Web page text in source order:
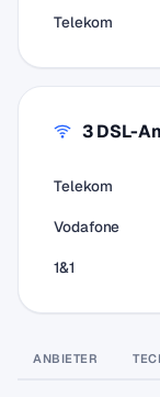
Telekom
3 DSL-
Telekom
Vodafone
1&1
ANBIETER